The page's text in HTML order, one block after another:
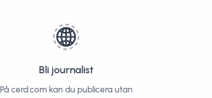
Bli journalist
På cerd.com kan du publicera utan